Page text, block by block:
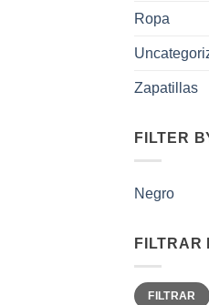
Ropa
Zapatillas
FILTER
Negro
FILTRAR
Precio
mínimo
Precio
máximo
FILTRAR